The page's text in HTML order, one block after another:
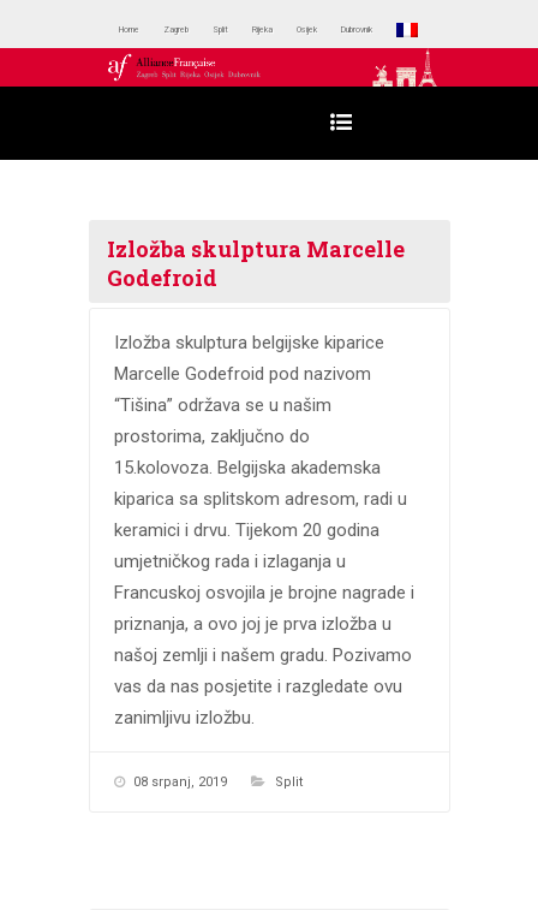
Home Zagreb Split Rijeka Osijek Dubrovnik
Izložba skulptura Marcelle
Godefroid
Izložba skulptura belgijske kiparice
Marcelle Godefroid pod nazivom
“Tišina” održava se u našim
prostorima, zaključno do
15.kolovoza. Belgijska akademska
kiparica sa splitskom adresom, radi u
keramici i drvu. Tijekom 20 godina
umjetničkog rada i izlaganja u
Francuskoj osvojila je brojne nagrade i
priznanja, a ovo joj je prva izložba u
našoj zemlji i našem gradu. Pozivamo
vas da nas posjetite i razgledate ovu
zanimljivu izložbu.
08 srpanj, 2019 Split